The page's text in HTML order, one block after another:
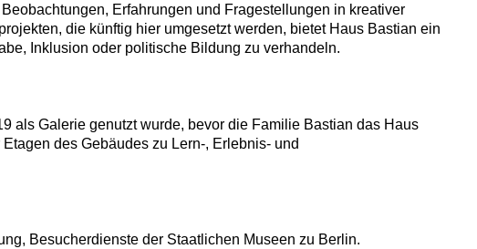
Erfahrungen und Fragestellungen in kreativer
die künftig hier umgesetzt werden, bietet Haus Bastian ein
Inklusion oder politische Bildung zu verhandeln.
als Galerie genutzt wurde, bevor die Familie Bastian das Haus
des Gebäudes zu Lern-, Erlebnis- und
Besucherdienste der Staatlichen Museen zu Berlin.